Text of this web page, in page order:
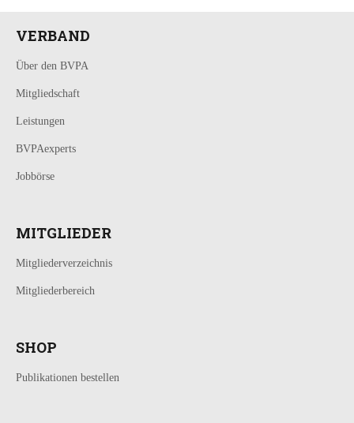
VERBAND
Über den BVPA
Mitgliedschaft
Leistungen
BVPAexperts
Jobbörse
MITGLIEDER
Mitgliederverzeichnis
Mitgliederbereich
SHOP
Publikationen bestellen